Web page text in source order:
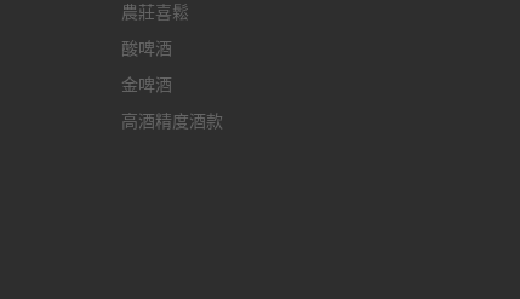
農莊喜鬆
酸啤酒
金啤酒
高酒精度酒款